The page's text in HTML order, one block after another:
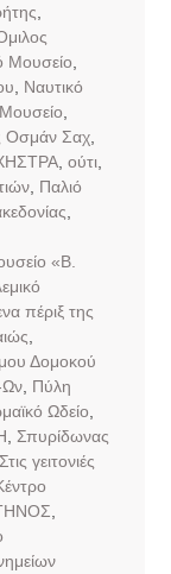
Μουσείο
Ναυτικό
Οσμάν Σαχ,
, ούτι,
, Παλιό
«Β.
πέριξ της
Δομοκού
, Πύλη
Ωδείο
Σπυρίδωνας
Στις γειτονιές